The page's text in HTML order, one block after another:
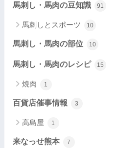
馬刺し・馬肉の豆知識 91
馬刺しとスポーツ 10
馬刺し・馬肉の部位 10
馬刺し・馬肉のレシピ 15
焼肉 1
百貨店催事情報 3
高島屋 1
来なっせ熊本 7